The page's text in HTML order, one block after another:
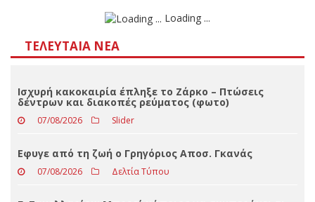
ΤΕΛΕΥΤΑΊΑ ΝΈΑ
Ισχυρή κακοκαιρία έπληξε το Ζάρκο – Πτώσεις
δέντρων και διακοπές ρεύματος (φωτο)